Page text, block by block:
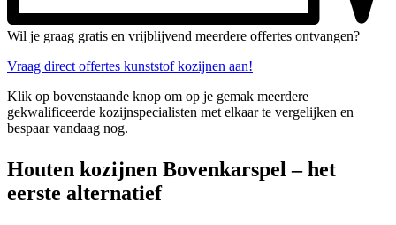
Wil je graag gratis en vrijblijvend meerdere offertes ontvangen?
Vraag direct offertes kunststof kozijnen aan!
Klik op bovenstaande knop om op je gemak meerdere
gekwalificeerde kozijnspecialisten met elkaar te vergelijken en
bespaar vandaag nog.
Houten kozijnen Bovenkarspel – het
eerste alternatief